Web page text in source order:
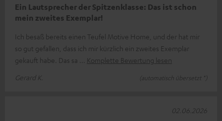
Ein Lautsprecher der Spitzenklasse: Das ist schon
mein zweites Exemplar!
Ich besaß bereits einen Teufel Motive Home, und der hat mir
so gut gefallen, dass ich mir kürzlich ein zweites Exemplar
gekauft habe. Das sa
Komplette Bewertung lesen
Gerard K.
(automatisch übersetzt *)
02.06.2026